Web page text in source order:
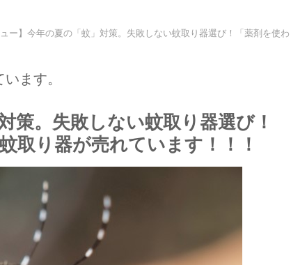
ュー】今年の夏の「蚊」対策。失敗しない蚊取り器選び！「薬剤を使わ
ます。
策。失敗しない蚊取り器選び！
取り器が売れています！！！